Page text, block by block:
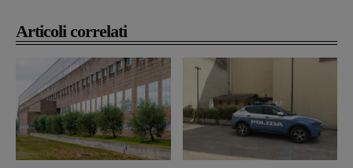
Articoli correlati